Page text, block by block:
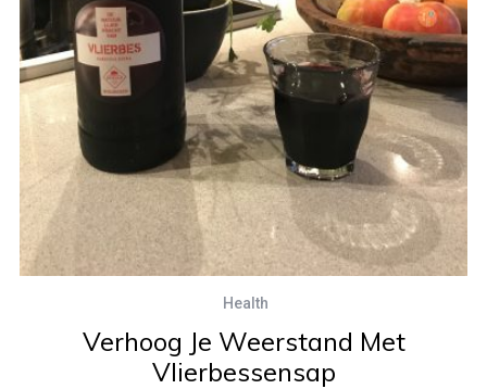
Health
Verhoog Je Weerstand Met
Vlierbessensap